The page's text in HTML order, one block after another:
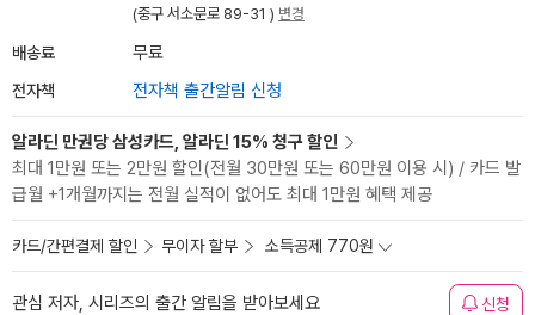
(중구 서소문로 89-31 ) 변경
배송료 무료
전자책 전자책 출간알림 신청
알라딘 만권당 삼성카드, 알라딘 15% 청구 할인
최대 1만원 또는 2만원 할인(전월 30만원 또는 60만원 이용 시) / 카드 발
급월 +1개월까지는 전월 실적이 없어도 최대 1만원 혜택 제공
카드/간편결제 할인 무이자 할부 소득공제 770원
관심 저자, 시리즈의 출간 알림을 받아보세요 신청